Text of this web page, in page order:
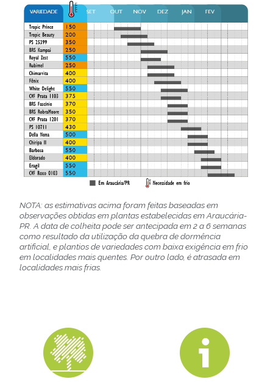
NOTA: as estimativas acima foram feitas baseadas em
observações obtidas em plantas estabelecidas em Araucária-
PR. A data de colheita pode ser antecipada em 2 a 6 semanas
como resultado da utilização da quebra de dormência
artificial, e plantios de variedades com baixa exigência em frio
em localidades mais quentes. Por outro lado, é atrasada em
localidades mais frias.